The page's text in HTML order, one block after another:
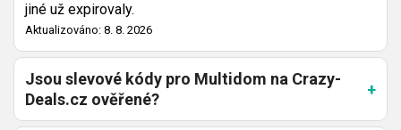
jiné už expirovaly.
Aktualizováno: 8. 8. 2026
Jsou slevové kódy pro Multidom na Crazy-
Deals.cz ověřené?